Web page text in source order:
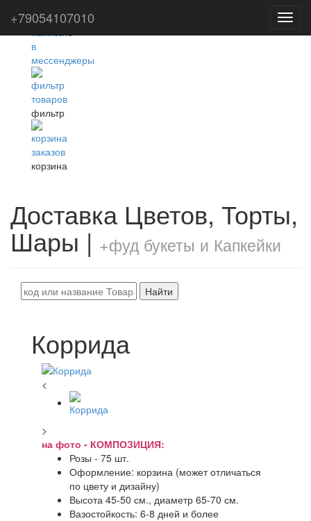
фильтр
корзина
Доставка Цветов, Торты,
Шары | +фуд букеты и Капкейки
Найти
Коррида
<
>
на фото - КОМПОЗИЦИЯ:
Розы - 75 шт.
Оформление: корзина (может отличаться
по цвету и дизайну)
Высота 45-50 см., диаметр 65-70 см.
Вазостойкость: 6-8 дней и более
+79054107010